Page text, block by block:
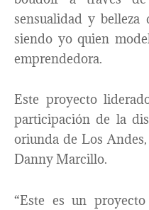
sensualidad y belleza
siendo yo quien
emprendedora.
Este proyecto
participación de la
oriunda de Los
Danny Marcillo.
“Este es un